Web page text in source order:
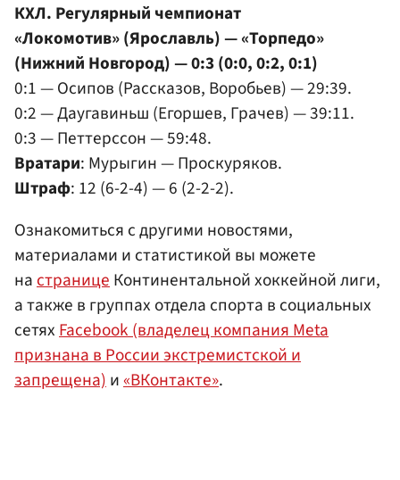
КХЛ. Регулярный чемпионат
«Локомотив» (Ярославль) — «Торпедо»
(Нижний Новгород) — 0:3 (0:0, 0:2, 0:1)
0:1 — Осипов (Рассказов, Воробьев) — 29:39.
0:2 — Даугавиньш (Егоршев, Грачев) — 39:11.
0:3 — Петтерссон — 59:48.
Вратари: Мурыгин — Проскуряков.
Штраф: 12 (6-2-4) — 6 (2-2-2).
Ознакомиться с другими новостями,
материалами и статистикой вы можете
настраницеКонтинентальной хоккейной лиги,
а также в группах отдела спорта в социальных
сетяхFacebook (владелец компания Meta
признана в России экстремистской и
запрещена)и«ВКонтакте».